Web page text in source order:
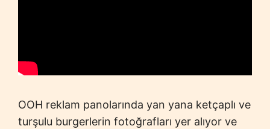
OOH reklam panolarında yan yana ketçaplı ve
turşulu burgerlerin fotoğrafları yer alıyor ve